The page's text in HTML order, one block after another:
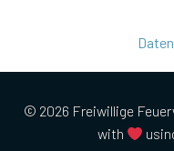
© 2026 Freiwillige
with